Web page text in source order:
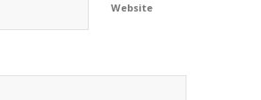
Website